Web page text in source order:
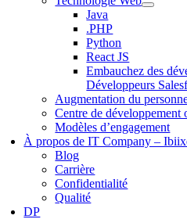
Java
.PHP
Python
React JS
Embauchez des
Développeurs
Augmentation du
Centre de développement
Modèles d’engagement
À propos de IT Company –
Blog
Carrière
Confidentialité
Qualité
DP